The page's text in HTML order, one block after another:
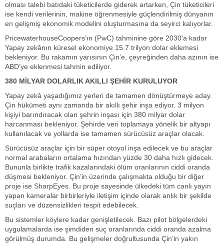
olması talebi batıdaki tüketicilerde giderek artarken, Çin tüketicileri
ise kendi verilerinin, makine öğrenmesiyle güçlendirilmiş dünyanın
en gelişmiş ekonomik modelini oluşturmasına da seyirci kalıyorlar.
PricewaterhouseCoopers’ın (PwC) tahminine göre 2030’a kadar
Yapay zekânın küresel ekonomiye 15.7 trilyon dolar eklemesi
bekleniyor. Bu rakamın yarısının Çin’e, çeyreğinden daha azının ise
ABD’ye eklenmesi tahmin ediliyor.
380 MİLYAR DOLARLIK AKILLI ŞEHİR KURULUYOR
Yapay zekâ yaşadığımız yerleri de tamamen dönüştürmeye aday.
Çin hükümeti aynı zamanda bir akıllı şehir inşa ediyor. 3 milyon
kişiyi barındıracak olan şehrin inşası için 380 milyar dolar
harcanması bekleniyor. Şehirde veri toplamaya yönelik bir altyapı
kullanılacak ve yollarda ise tamamen sürücüsüz araçlar olacak.
Sürücüsüz araçlar için bir süper otoyol inşa edilecek ve bu araçlar
normal arabaların ortalama hızından yüzde 30 daha hızlı gidecek.
Bununla birlikte trafik kazalarındaki ölüm oranlarının ciddi oranda
düşmesi bekleniyor. Çin’in üzerinde çalışmakta olduğu bir diğer
proje ise SharpEyes. Bu proje sayesinde ülkedeki tüm canlı yayın
yapan kameralar birbirleriyle iletişim içinde olarak anlık bir şekilde
suçları ve düzensizlikleri tespit edebilecek.
Bu sistemler köylere kadar genişletilecek. Bazı pilot bölgelerdeki
uygulamalarda ise şimdiden suç oranlarında ciddi oranda azalma
görülmüş durumda. Bu gelişmeler doğrultusunda Çin’in yakın